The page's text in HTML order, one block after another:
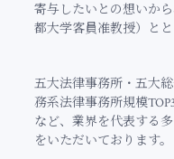
寄与したいとの想いか
都大学客員准教授）と
五大法律事務所・五大
務系法律事務所規模
など、業界を代表する
をいただいております。